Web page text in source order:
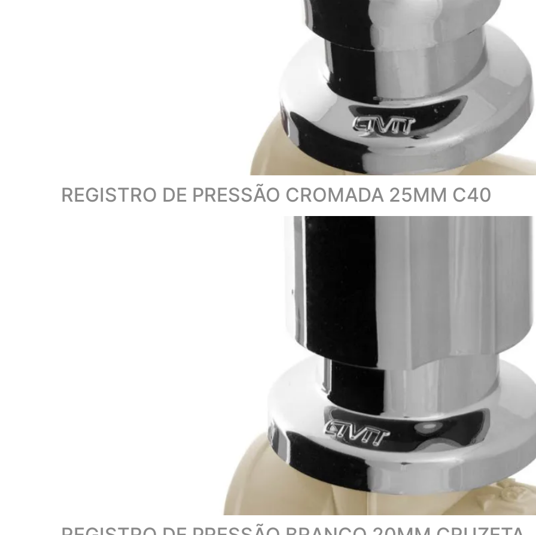
REGISTRO DE PRESSÃO CROMADA 25MM C40